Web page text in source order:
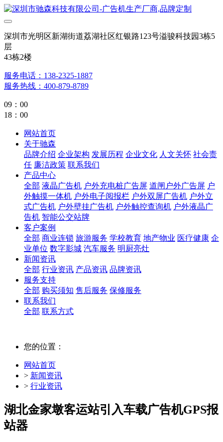
深圳市光明区新湖街道荔湖社区红银路123号溢骏科技园3栋5
层
43栋2楼
服务电话：138-2325-1887
服务热线：400-879-8789
09：00
18：00
网站首页
关于驰森
品牌介绍 企业架构 发展历程 企业文化 人文关怀 社会责
任 廉洁政策 联系我们
产品中心
全部 液晶广告机 户外充电桩广告屏 道闸户外广告屏 户
外触摸一体机 户外电子阅报栏 户外双屏广告机 户外立
式广告机 户外壁挂广告机 户外触控查询机 户外液晶广
告机 智能公交站牌
客户案例
全部 商业连锁 旅游服务 学校教育 地产物业 医疗健康 企
业单位 数字影城 汽车服务 明厨亮灶
新闻资讯
全部 行业资讯 产品资讯 品牌资讯
服务支持
全部 购买须知 售后服务 保修服务
联系我们
全部 联系方式
您的位置：
网站首页
> 新闻资讯
> 行业资讯
湖北金家墩客运站引入车载广告机GPS报
站器